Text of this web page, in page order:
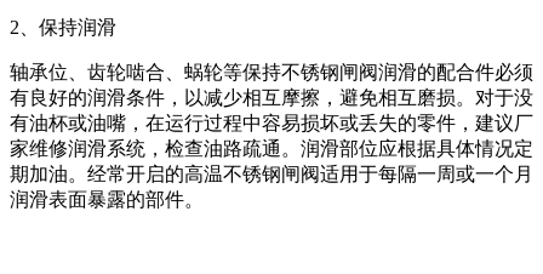
2、保持润滑
轴承位、齿轮啮合、蜗轮等保持不锈钢闸阀润滑的配合件必须
有良好的润滑条件，以减少相互摩擦，避免相互磨损。对于没
有油杯或油嘴，在运行过程中容易损坏或丢失的零件，建议厂
家维修润滑系统，检查油路疏通。润滑部位应根据具体情况定
期加油。经常开启的高温不锈钢闸阀适用于每隔一周或一个月
润滑表面暴露的部件。